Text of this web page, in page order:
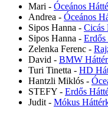
Mari - Óceános
Andrea - Óceános
Sipos Hanna - Cicás
Sipos Hanna - Erdős
Zelenka Ferenc -
David - BMW
Turi Tinetta - HD
Hantzli Miklós -
STEFY - Erdős
Judit - Mókus